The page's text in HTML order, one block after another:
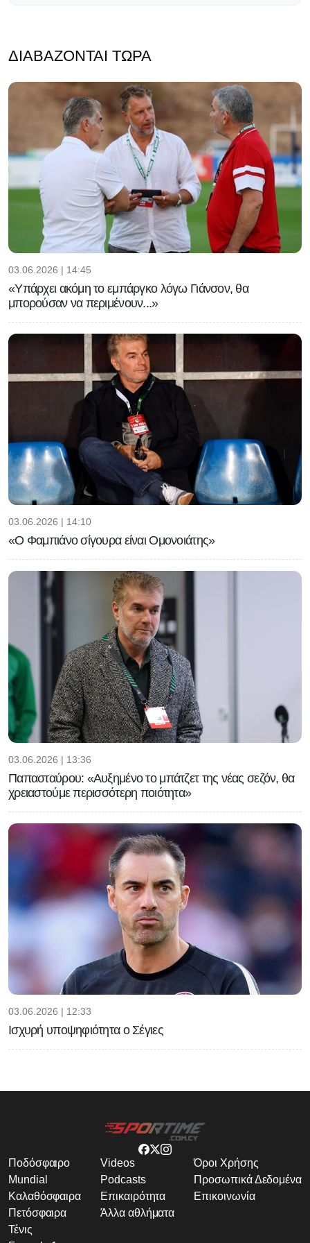
ΔΙΑΒΆΖΟΝΤΑΙ ΤΏΡΑ
03.06.2026 | 14:45
«Υπάρχει ακόμη το εμπάργκο λόγω Γιάνσον, θα
μπορούσαν να περιμένουν...»
03.06.2026 | 14:10
«Ο Φαμπιάνο σίγουρα είναι Ομονοιάτης»
03.06.2026 | 13:36
Παπασταύρου: «Αυξημένο το μπάτζετ της νέας σεζόν, θα
χρειαστούμε περισσότερη ποιότητα»
03.06.2026 | 12:33
Ισχυρή υποψηφιότητα ο Σέγιες
Ποδόσφαιρο
Mundial
Καλαθόσφαιρα
Πετόσφαιρα
Τένις
Videos
Podcasts
Επικαιρότητα
Άλλα αθλήματα
Όροι Χρήσης
Προσωπικά Δεδομένα
Επικοινωνία